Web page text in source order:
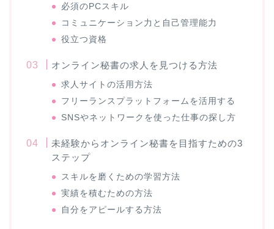
必須のPCスキル
コミュニケーション力と自己管理能力
役立つ資格
オンライン秘書の求人を見つける方法
求人サイトの活用方法
フリーランスプラットフォームを活用する
SNSやネットワークを使った仕事の探し方
未経験からオンライン秘書を目指すための3
ステップ
スキルを磨くための学習方法
実績を積むための方法
自分をアピールする方法